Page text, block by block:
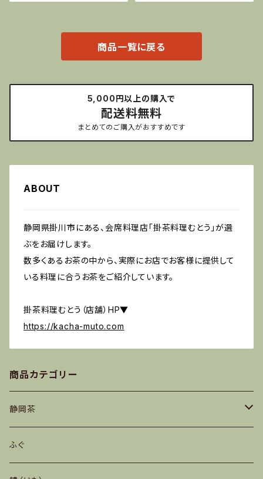
商品一覧に戻る
5,000円以上の購入で
配送料無料
まとめてのご購入がおすすめです
ABOUT
静岡県掛川市にある、会席料理店「掛茶料理むとう」が選
ぶをお届けします。
数多くあるお茶の中から、実際にお店でお客様に提供して
いる料理に合うお茶をご紹介しています。
掛茶料理むとう（店舗）HP▼
https://kacha-muto.com
商品カテゴリー
静岡茶
深蒸し茶
ふぐ